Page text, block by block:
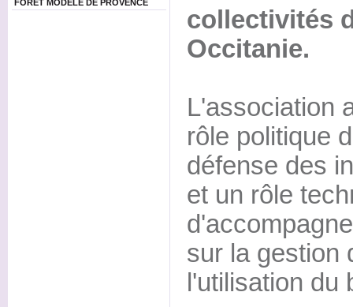
FORÊT MODÈLE DE PROVENCE
collectivités
Occitanie.
L'association
rôle politique
défense des
et un rôle
sur la gestion
l'utilisation du